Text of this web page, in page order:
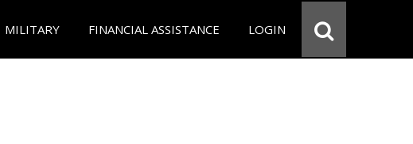
MILITARY FINANCIAL ASSISTANCE LOGIN